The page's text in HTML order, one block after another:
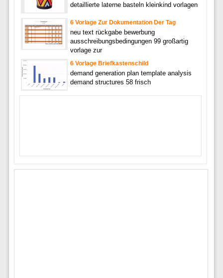
detaillierte laterne basteln kleinkind vorlagen
6 Vorlage Zur Dokumentation Der Tag
neu text rückgabe bewerbung
ausschreibungsbedingungen 99 großartig
vorlage zur
6 Vorlage Briefkastenschild
demand generation plan template analysis
demand structures 58 frisch